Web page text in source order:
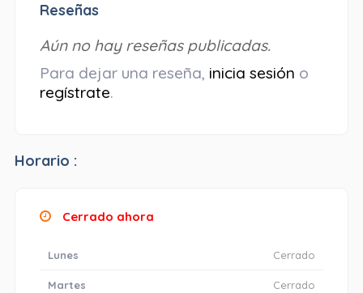
Reseñas
Aún no hay reseñas publicadas.
Para dejar una reseña, inicia sesión o
regístrate.
Horario :
Cerrado ahora
Lunes Cerrado
Martes Cerrado